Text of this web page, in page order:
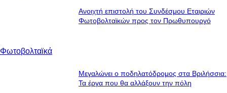
Φωτοβολταϊκά
Ανοιχτή επιστολή του Συνδέσμου Εταιριών
Φωτοβολταϊκών προς τον Πρωθυπουργό
Μεγαλώνει ο ποδηλατόδρομος στα Βριλήσσια:
Τα έργα που θα αλλάξουν την πόλη